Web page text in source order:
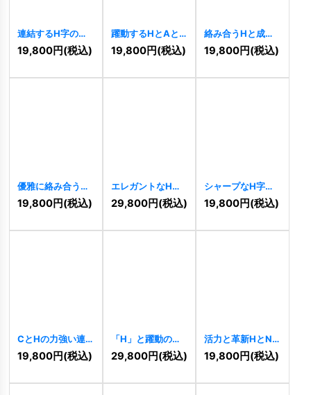
連結するH字のハ
ウスラインロゴ
10280]
19,800円(税込)
躍動するHとAと
軌道の未来志向ロ
ゴ [ 10242 ]
19,800円(税込)
絡み合うHと成長
のロゴ[10240]
19,800円(税込)
優雅に絡み合う
AP（またはH）の
ロゴ 10212]
19,800円(税込)
エレガントなH字
のロゴ[10210]
29,800円(税込)
シャープなH字の
スピードロゴ
10204]
19,800円(税込)
CとHの力強い連
結ロゴ[10140]
19,800円(税込)
「H」と躍動のロ
ゴ[ 11019]
29,800円(税込)
活力と革新HとN
のロゴ[10056]
19,800円(税込)